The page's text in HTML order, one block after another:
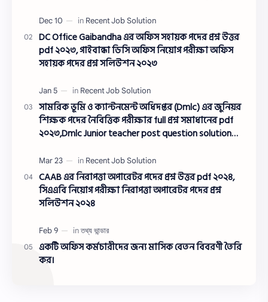
DC Office Gaibandha এর অফিস সহায়ক পদের প্রশ্ন উত্তর
pdf ২০২৩, গাইবান্ধা ডিসি অফিস নিয়োগ পরীক্ষা অফিস
সহায়ক পদের প্রশ্ন সলিউশন ২০২৩
সামরিক ভূমি ও ক্যান্টনমেন্ট অধিদপ্তর (Dmlc) এর জুনিয়র
শিক্ষক পদের নৈবিত্তিক পরীক্ষার full প্রশ্ন সমাধানের pdf
২০২৩,Dmlc Junior teacher post question solution
সমাধান ২০২৩
CAAB এর নিরাপত্তা অপারেটর পদের প্রশ্ন উত্তর pdf ২০২৪,
সিএএবি নিয়োগ পরীক্ষা নিরাপত্তা অপারেটর পদের প্রশ্ন
সলিউশন ২০২৪
একটি অফিস কর্মচারীদের জন্য মাসিক বেতন বিবরণী তৈরি
কর।